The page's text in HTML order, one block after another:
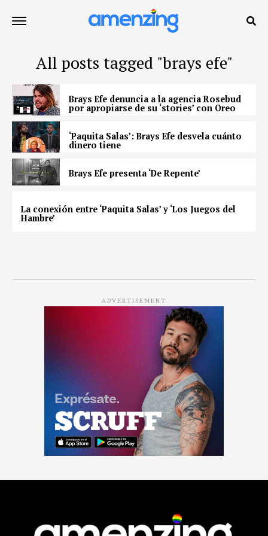
All posts tagged "brays efe"
Brays Efe denuncia a la agencia Rosebud
por apropiarse de su ‘stories’ con Oreo
‘Paquita Salas’: Brays Efe desvela cuánto
dinero tiene
Brays Efe presenta ‘De Repente’
La conexión entre ‘Paquita Salas’ y ‘Los Juegos del
Hambre’
ADVERTISEMENT